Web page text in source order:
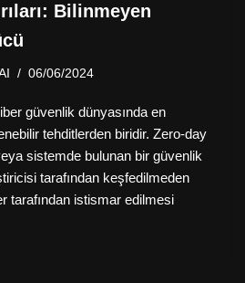
Bilinmeyen
06/06/2024
güvenlik dünyasında en
tehditlerden biridir. Zero-day
sistemde bulunan bir güvenlik
tarafından keşfedilmeden
tarafından istismar edilmesi